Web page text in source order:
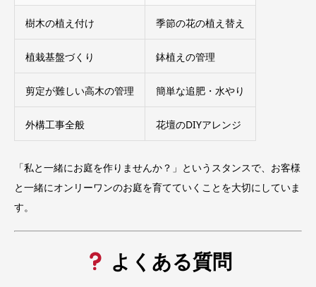
樹木の植え付け 季節の花の植え替え
植栽基盤づくり 鉢植えの管理
剪定が難しい高木の管理 簡単な追肥・水やり
外構工事全般 花壇のDIYアレンジ
「私と一緒にお庭を作りませんか？」というスタンスで、お客様
と一緒にオンリーワンのお庭を育てていくことを大切にしていま
す。
よくある質問